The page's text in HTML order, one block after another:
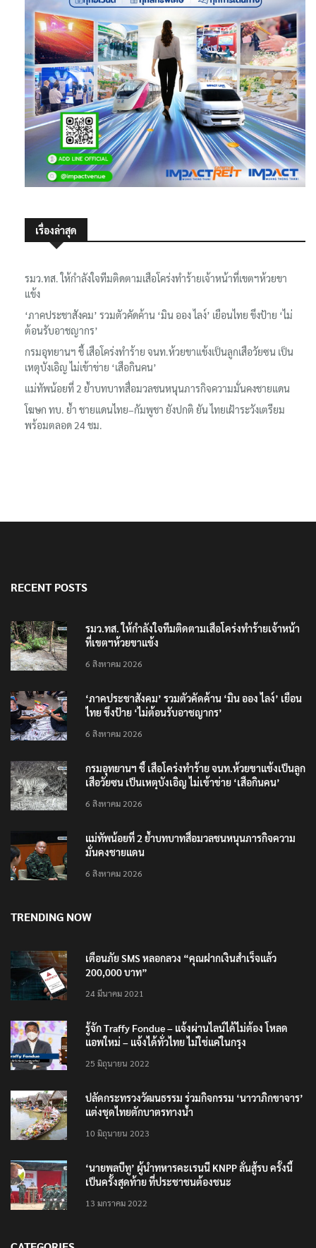
เรื่องล่าสุด
รมว.ทส. ให้กำลังใจทีมติดตามเสือโคร่งทำร้ายเจ้าหน้าที่เขตฯห้วยขา
แข้ง
‘ภาคประชาสังคม’ รวมตัวคัดค้าน ‘มิน ออง ไลง์’ เยือนไทย ขึงป้าย ‘ไม่
ต้อนรับอาชญากร’
กรมอุทยานฯ ชี้ เสือโคร่งทำร้าย จนท.ห้วยขาแข้งเป็นลูกเสือวัยซน เป็น
เหตุบังเอิญ ไม่เข้าข่าย ‘เสือกินคน’
แม่ทัพน้อยที่ 2 ย้ำบทบาทสื่อมวลชนหนุนภารกิจความมั่นคงชายแดน
โฆษก ทบ. ย้ำ ชายแดนไทย–กัมพูชา ยังปกติ ยัน ไทยเฝ้าระวังเตรียม
พร้อมตลอด 24 ชม.
RECENT POSTS
รมว.ทส. ให้กำลังใจทีมติดตามเสือโคร่งทำร้ายเจ้าหน้า
ที่เขตฯห้วยขาแข้ง
6 สิงหาคม 2026
‘ภาคประชาสังคม’ รวมตัวคัดค้าน ‘มิน ออง ไลง์’ เยือน
ไทย ขึงป้าย ‘ไม่ต้อนรับอาชญากร’
6 สิงหาคม 2026
กรมอุทยานฯ ชี้ เสือโคร่งทำร้าย จนท.ห้วยขาแข้งเป็นลูก
เสือวัยซน เป็นเหตุบังเอิญ ไม่เข้าข่าย ‘เสือกินคน’
6 สิงหาคม 2026
แม่ทัพน้อยที่ 2 ย้ำบทบาทสื่อมวลชนหนุนภารกิจความ
มั่นคงชายแดน
6 สิงหาคม 2026
TRENDING NOW
เตือนภัย SMS หลอกลวง “คุณฝากเงินสำเร็จแล้ว
200,000 บาท”
24 มีนาคม 2021
รู้จัก Traffy Fondue – แจ้งผ่านไลน์ได้ไม่ต้อง โหลด
แอพใหม่ – แจ้งได้ทั่วไทย ไม่ใช่แค่ในกรุง
25 มิถุนายน 2022
ปลัดกระทรวงวัฒนธรรม ร่วมกิจกรรม ‘นาวาภิกขาจาร’
แต่งชุดไทยตักบาตรทางน้ำ
10 มิถุนายน 2023
‘นายพลบีทู’ ผู้นำทหารคะเรนนี KNPP ลั่นสู้รบ ครั้งนี้
เป็นครั้งสุดท้าย ที่ประชาชนต้องชนะ
13 มกราคม 2022